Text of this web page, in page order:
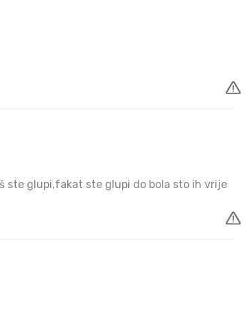
ste glupi,fakat ste glupi do bola sto ih vrije